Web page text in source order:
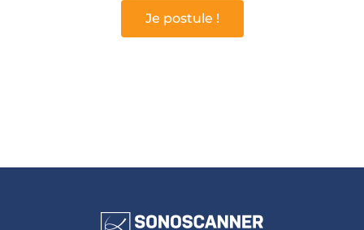
Je postule !